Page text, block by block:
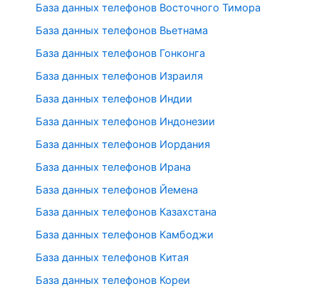
База данных телефонов Восточного Тимора
База данных телефонов Вьетнама
База данных телефонов Гонконга
База данных телефонов Израиля
База данных телефонов Индии
База данных телефонов Индонезии
База данных телефонов Иордания
База данных телефонов Ирана
База данных телефонов Йемена
База данных телефонов Казахстана
База данных телефонов Камбоджи
База данных телефонов Китая
База данных телефонов Кореи